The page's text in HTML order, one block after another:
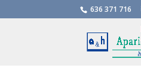
636 371 716